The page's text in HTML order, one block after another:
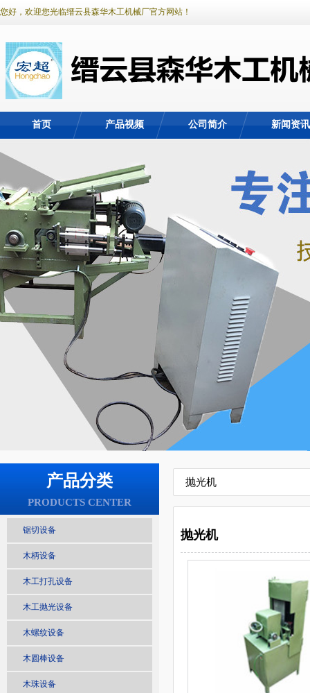
您好，欢迎您光临缙云县森华木工机械厂官方网站！
首页 产品视频 公司简介 新闻资讯
产品分类
PRODUCTS CENTER
锯切设备
木柄设备
木工打孔设备
木工抛光设备
木螺纹设备
木圆棒设备
木珠设备
抛光机
抛光机